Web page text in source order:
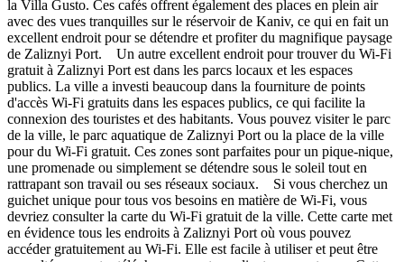
la Villa Gusto. Ces cafés offrent également des places en plein air
avec des vues tranquilles sur le réservoir de Kaniv, ce qui en fait un
excellent endroit pour se détendre et profiter du magnifique paysage
de Zaliznyi Port. Un autre excellent endroit pour trouver du Wi-Fi
gratuit à Zaliznyi Port est dans les parcs locaux et les espaces
publics. La ville a investi beaucoup dans la fourniture de points
d'accès Wi-Fi gratuits dans les espaces publics, ce qui facilite la
connexion des touristes et des habitants. Vous pouvez visiter le parc
de la ville, le parc aquatique de Zaliznyi Port ou la place de la ville
pour du Wi-Fi gratuit. Ces zones sont parfaites pour un pique-nique,
une promenade ou simplement se détendre sous le soleil tout en
rattrapant son travail ou ses réseaux sociaux. Si vous cherchez un
guichet unique pour tous vos besoins en matière de Wi-Fi, vous
devriez consulter la carte du Wi-Fi gratuit de la ville. Cette carte met
en évidence tous les endroits à Zaliznyi Port où vous pouvez
accéder gratuitement au Wi-Fi. Elle est facile à utiliser et peut être